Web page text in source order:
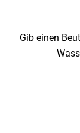
Gib einen